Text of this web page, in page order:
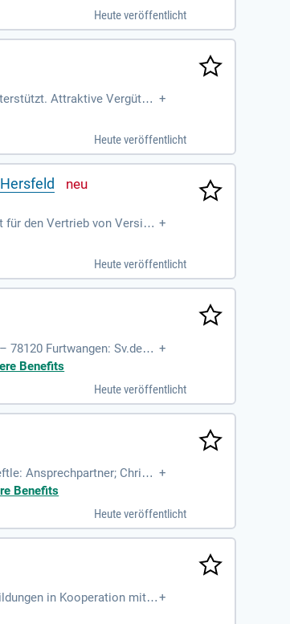
Heute veröffentlicht
Attraktive Vergütun +
Heute veröffentlicht
den Vertrieb von Versich +
Heute veröffentlicht
Furtwangen: Sv.de/fe +
Benefits
Heute veröffentlicht
Ansprechpartner; Chris Z +
Benefits
Heute veröffentlicht
in Kooperation mit d +